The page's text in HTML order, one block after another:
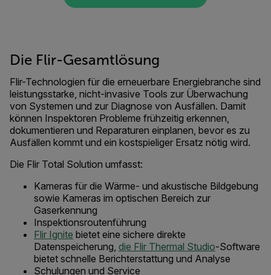
Die Flir-Gesamtlösung
Flir-Technologien für die erneuerbare Energiebranche sind
leistungsstarke, nicht-invasive Tools zur Überwachung
von Systemen und zur Diagnose von Ausfällen. Damit
können Inspektoren Probleme frühzeitig erkennen,
dokumentieren und Reparaturen einplanen, bevor es zu
Ausfällen kommt und ein kostspieliger Ersatz nötig wird.
Die Flir Total Solution umfasst:
Kameras für die Wärme- und akustische Bildgebung
sowie Kameras im optischen Bereich zur
Gaserkennung
Inspektionsroutenführung
Flir Ignite bietet eine sichere direkte
Datenspeicherung, die Flir Thermal Studio-Software
bietet schnelle Berichterstattung und Analyse
Schulungen und Service